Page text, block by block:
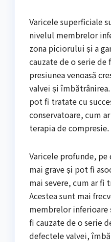
Varicele superficiale
nivelul membrelor
zona piciorului și a
cauzate de o serie
presiunea venoasă
valvei și
pot fi tratate cu
conservatoare, cum
terapia de compresie.
Varicele profunde,
mai grave și pot fi
mai severe, cum ar fi
Acestea sunt mai
membrelor
fi cauzate de o serie
defectele valvei,